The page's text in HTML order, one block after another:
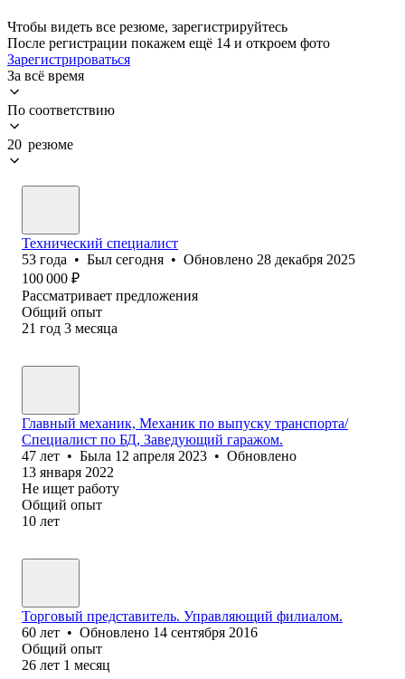
Чтобы видеть все резюме, зарегистрируйтесь
После регистрации покажем ещё 14 и откроем фото
Зарегистрироваться
За всё время
По соответствию
20 резюме
Технический специалист
53 года • Был сегодня • Обновлено 28 декабря 2025
100 000 ₽
Рассматривает предложения
Общий опыт
21 год 3 месяца
Главный механик, Механик по выпуску транспорта/
Специалист по БД, Заведующий гаражом.
47 лет • Была 12 апреля 2023 • Обновлено
13 января 2022
Не ищет работу
Общий опыт
10 лет
Торговый представитель. Управляющий филиалом.
60 лет • Обновлено 14 сентября 2016
Общий опыт
26 лет 1 месяц